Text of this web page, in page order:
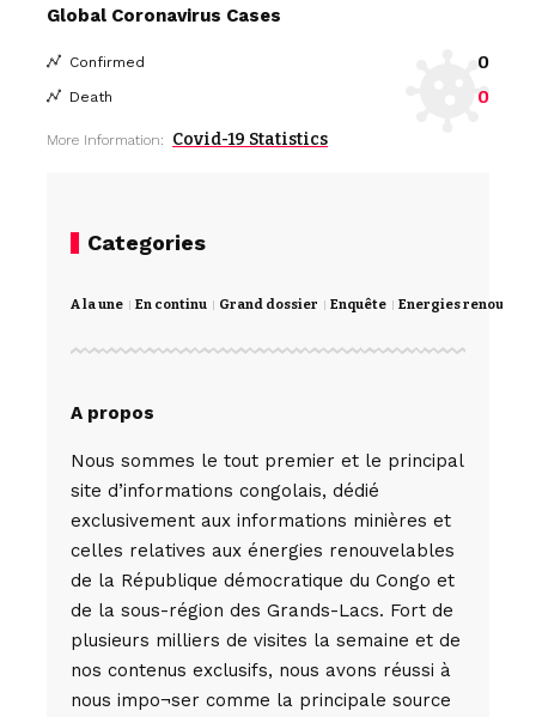
Global Coronavirus Cases
Confirmed 0
Death 0
More Information: Covid-19 Statistics
Categories
A la une En continu Grand dossier Enquête Energies
A propos
Nous sommes le tout premier et le principal
site d’informations congolais, dédié
exclusivement aux informations minières et
celles relatives aux énergies renouvelables
de la République démocratique du Congo et
de la sous-région des Grands-Lacs. Fort de
plusieurs milliers de visites la semaine et de
nos contenus exclusifs, nous avons réussi à
nous impo¬ser comme la principale source